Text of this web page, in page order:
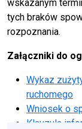
wskazanym
tych braków
rozpoznania.
Załączniki do
Wykaz
ruchomego
Wniosek o
Klauzula